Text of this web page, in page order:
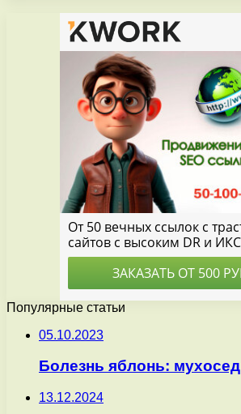
Популярные статьи
05.10.2023
Болезнь яблонь: мухосед
13.12.2024